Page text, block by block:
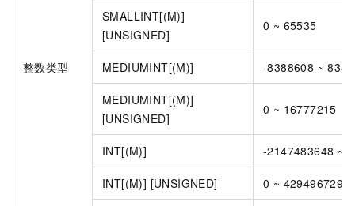
整数类型
SMALLINT[(M)]
[UNSIGNED]
0 ~ 65535
MEDIUMINT[(M)] -8388608 ~
MEDIUMINT[(M)]
[UNSIGNED]
0 ~ 16777215
INT[(M)] -2147483648 ~
INT[(M)] [UNSIGNED] 0 ~ 4294967295